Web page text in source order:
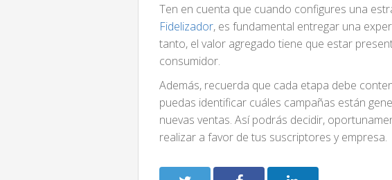
Ten en cuenta que cuando configures una
Fidelizador, es fundamental entregar una
tanto, el valor agregado tiene que estar
consumidor.
Además, recuerda que cada etapa debe
puedas identificar cuáles campañas están
nuevas ventas. Así podrás decidir,
realizar a favor de tus suscriptores y empresa.